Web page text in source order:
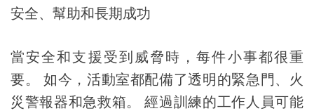
安全、幫助和長期成功
當安全和支援受到威脅時，每件小事都很重
要。 如今，活動室都配備了透明的緊急門、火
災警報器和急救箱。 經過訓練的工作人員可能